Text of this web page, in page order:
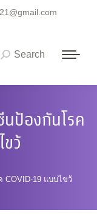
Search:
Search
นป้องกันโรค
ว้
COVID-19 แบบไขว้